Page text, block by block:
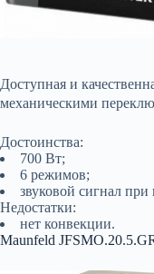
Доступная и
механическими
Достоинства:
700 Вт;
6 режимов;
звуковой сигнал
Недостатки:
нет конвекции.
Maunfeld